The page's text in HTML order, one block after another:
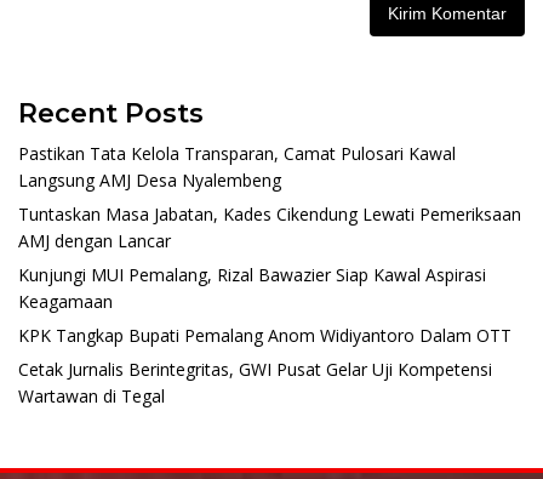
Recent Posts
Pastikan Tata Kelola Transparan, Camat Pulosari Kawal
Langsung AMJ Desa Nyalembeng
Tuntaskan Masa Jabatan, Kades Cikendung Lewati Pemeriksaan
AMJ dengan Lancar
Kunjungi MUI Pemalang, Rizal Bawazier Siap Kawal Aspirasi
Keagamaan
KPK Tangkap Bupati Pemalang Anom Widiyantoro Dalam OTT
Cetak Jurnalis Berintegritas, GWI Pusat Gelar Uji Kompetensi
Wartawan di Tegal